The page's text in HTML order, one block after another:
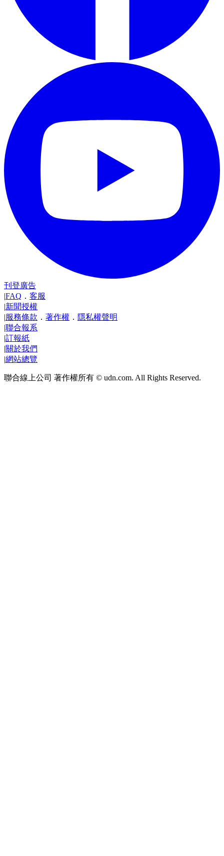
刊登廣告
|FAQ ． 客服
|新聞授權
|服務條款 ． 著作權 ． 隱私權聲明
|聯合報系
|訂報紙
|關於我們
|網站總覽
聯合線上公司 著作權所有 © udn.com. All Rights Reserved.